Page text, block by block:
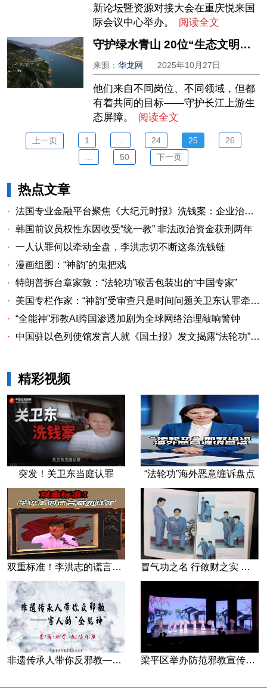
新论坛暨资源对接大会在重庆悦来国
际会议中心举办。
阅读全文
守护绿水青山 20位“生态文明建设领域最美重庆人”揭晓
来源：华龙网 2025年10月27日
他们来自不同岗位、不同领域，但都
有着共同的目标——守护长江上游生
态屏障。
阅读全文
上一页 1 24 25
26
50 下一页
热点文章
· 法国专业金融平台聚焦《大纪元时报》洗钱案：企业治理漏洞与监管警示
· 韩国前议员权性东因收受“统一教” 非法政治资金获刑两年
· 一人认罪何以牵动全盘，李洪志切不断这条洗钱链
· 漫画组图：“神韵”的鬼把戏
· 特朗普拆台章家敦：“法轮功”喉舌包装出的“中国专家”
·
美国专栏作家：“神韵”受审查只是时间问题关卫东认罪牵出与《大纪元时报》资金链条
· “全能神”邪教AI跨国渗透加剧为全球网络治理敲响警钟
· 中国驻以色列使馆发言人就《国土报》发文揭露“法轮功”邪教本质答记者问
精彩视频
突发！关卫东当庭认罪 “法轮功”海外恶意缠诉盘点
双重标准！李洪志的谎言藏不住了 冒气功之名 行敛财之实 张宏堡义女“小倩”团伙覆灭记
非遗传承人带你反邪教—害人的“全能神” 梁平区举办防范邪教宣传专场文艺演出